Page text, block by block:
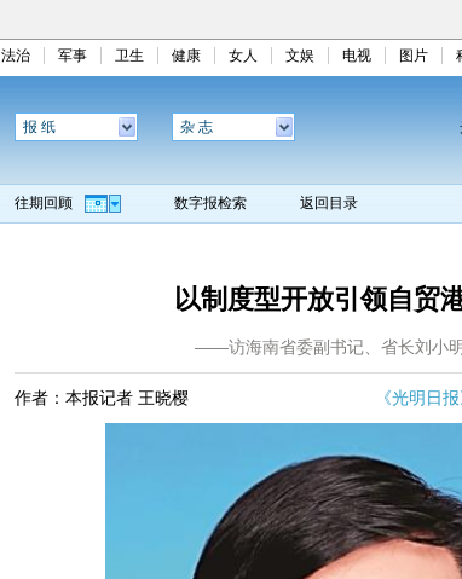
法治 军事 卫生 健康 女人 文娱 电视 图片
报 纸 杂 志
往期回顾 数字报检索 返回目录
以制度型开放引领自贸
——访海南省委副书记、省长刘小
作者：本报记者 王晓樱 《光明日